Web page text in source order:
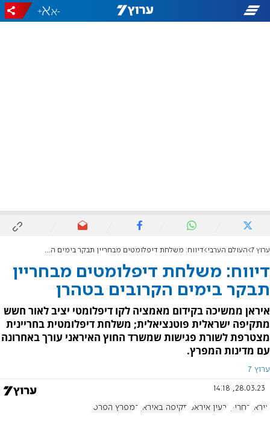
-
+
ערוץ 7 העולם הערבי דיווח: משלחת דיפלומטים מבחריין תבקר בימים הקרובים בטהרן
דיווח: משלחת דיפלומטים מבחריין
תבקר בימים הקרובים בטהרן
איראן ממשיכה בקידום מאמציה לקו דיפלומטי יציב לאור חשש
מתקיפה ישראלית פוטנציאלית; משלחת דיפלומטית בחריינית
מצטרפת לשורת פגישות שמשרד החוץ האיראני עורך באחרונה
עם מדינות המפרץ.
ערוץ 7
28.03.23, 14:18
איראן בחריין גרעין איראני תקיפה באיראן המפרץ הפרסי